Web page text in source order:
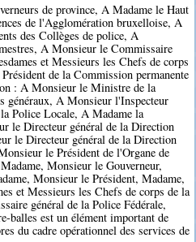
de province, A Madame le Haut
de l'Agglomération bruxelloise, A
des Collèges de police, A
A Monsieur le Commissaire
et Messieurs les Chefs de corps
de la Commission permanente
: A Monsieur le Ministre de la
généraux, A Monsieur l'Inspecteur
Police Locale, A Madame la
le Directeur général de la Direction
le Directeur général de la Direction
le Président de l'Organe de
Monsieur le Gouverneur,
Monsieur le Président, Madame,
et Messieurs les Chefs de corps de la
général de la Police Fédérale,
balles est un élément important de
du cadre opérationnel des services de